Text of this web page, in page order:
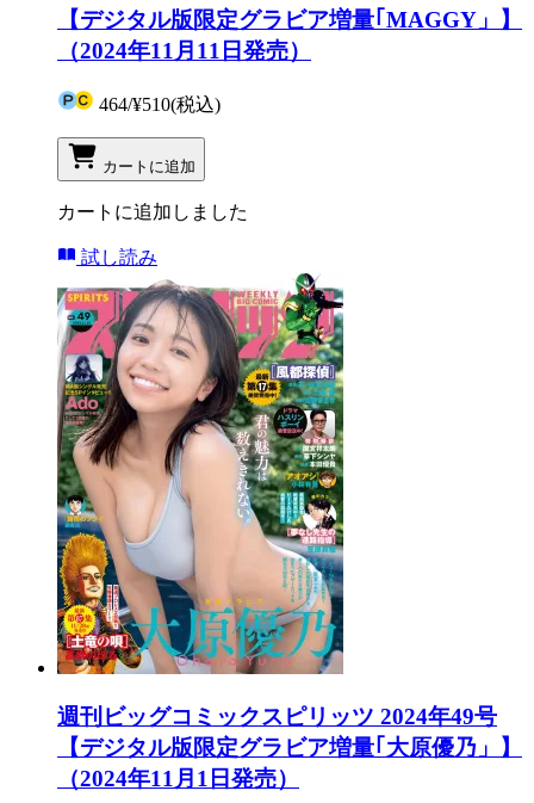
【デジタル版限定グラビア増量｢MAGGY」】
（2024年11月11日発売）
464/¥510(税込)
カートに追加
カートに追加しました
試し読み
週刊ビッグコミックスピリッツ 2024年49号
【デジタル版限定グラビア増量｢大原優乃」】
（2024年11月1日発売）